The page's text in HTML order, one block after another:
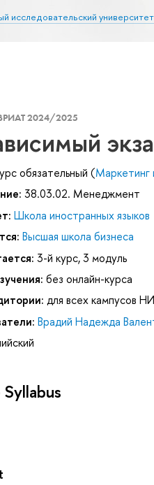
исследовательский
2024/2025
обязательный (Маркетинг
38.03.02. Менеджмент
Школа иностранных языков
Высшая школа бизнеса
3-й курс, 3 модуль
без онлайн-курса
для всех кампусов
Врадий Надежда